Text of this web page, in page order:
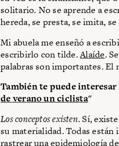
solitario. No se aprende a
hereda, se presta, se imita,
Mi abuela me enseñó a
escribirlo con tilde.Alaíde.
palabras son importantes. El
También te puede
de verano un ciclista"
Los conceptos existen. Sí,
su materialidad. Todas están
rastrear una epidemiología